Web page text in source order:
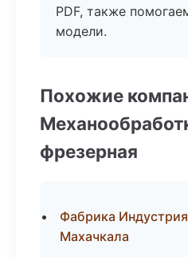
PDF, также
модели.
Похожие
фрезерная
Фабрика
Махачкала